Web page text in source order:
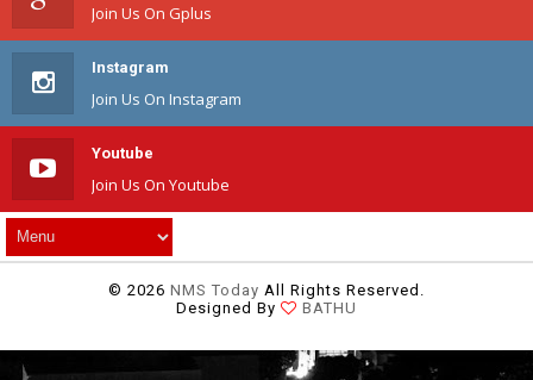
Join Us On Gplus
Instagram
Join Us On Instagram
Youtube
Join Us On Youtube
© 2026 NMS Today All Rights Reserved.
Designed By
BATHU